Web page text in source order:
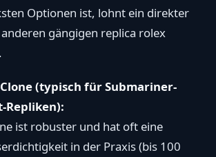
Optionen ist, lohnt ein direkter
gängigen replica rolex
(typisch für Submariner-
Repliken):
ist robuster und hat oft eine
in der Praxis (bis 100